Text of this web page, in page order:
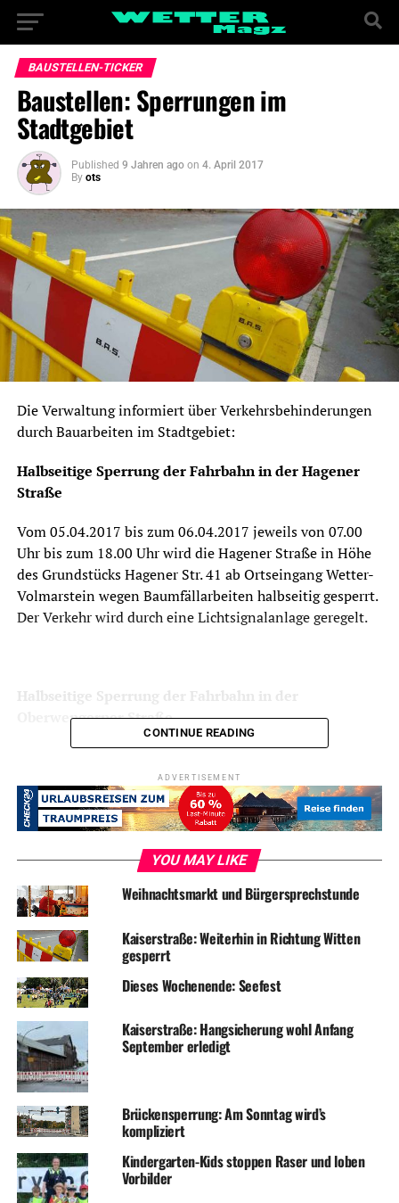
BAUSTELLEN-TICKER
Baustellen: Sperrungen im
Stadtgebiet
Published 9 Jahren ago on 4. April 2017
By ots
Die Verwaltung informiert über Verkehrsbehinderungen
durch Bauarbeiten im Stadtgebiet:
Halbseitige Sperrung der Fahrbahn in der Hagener
Straße
Vom 05.04.2017 bis zum 06.04.2017 jeweils von 07.00
Uhr bis zum 18.00 Uhr wird die Hagener Straße in Höhe
des Grundstücks Hagener Str. 41 ab Ortseingang Wetter-
Volmarstein wegen Baumfällarbeiten halbseitig gesperrt.
Der Verkehr wird durch eine Lichtsignalanlage geregelt.
Halbseitige Sperrung der Fahrbahn in der
Oberwengerner Straße
ADVERTISEMENT
Am 07.04.2017 in der Zeit von 08.30 Uhr bis 15.30 Uhr
werden Baumschnittarbeiten in der Oberwengerner
Straße ab Haus-Nr. 153 in Fahrtrichtung Alt-Wetter
durchgeführt. Die Arbeiten erfolgen unter einer
Dauer mit einer fahrbaren Absperrtafel auf 95 m Länge.
Symbolfoto / Archiv
RELATED TOPICS:
STADTVERWALTUNG
TERMINE
VERKEHR
UP NEXT
Personalversammlung: Stadtverwaltung am Mittwoch ab 13
Uhr geschlossen
CONTINUE READING
ADVERTISEMENT
YOU MAY LIKE
Weihnachtsmarkt und Bürgersprechstunde
Kaiserstraße: Weiterhin in Richtung Witten
gesperrt
Dieses Wochenende: Seefest
Kaiserstraße: Hangsicherung wohl Anfang
September erledigt
Brückensperrung: Am Sonntag wird’s
kompliziert
Kindergarten-Kids stoppen Raser und loben
Vorbilder